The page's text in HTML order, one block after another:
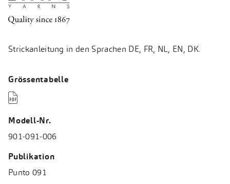
Strickanleitung in den Sprachen DE, FR, NL, EN, DK.
Grössentabelle

Modell-Nr.
901-091-006
Publikation
Punto 091